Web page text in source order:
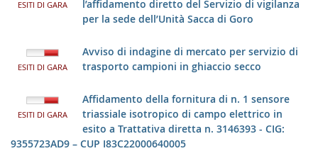
ESITI DI GARA
l’affidamento diretto del Servizio di vigilanza
per la sede dell’Unità Sacca di Goro
ESITI DI GARA
Avviso di indagine di mercato per servizio di
trasporto campioni in ghiaccio secco
ESITI DI GARA
Affidamento della fornitura di n. 1 sensore
triassiale isotropico di campo elettrico in
esito a Trattativa diretta n. 3146393 - CIG:
9355723AD9 – CUP I83C22000640005